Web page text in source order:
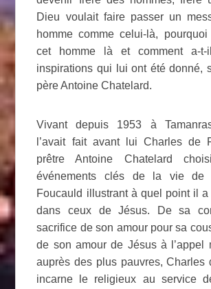
Dieu voulait faire passer un
homme comme celui-là,
cet homme là et comment a-
inspirations qui lui ont été donné,
père Antoine Chatelard.
Vivant depuis 1953 à
l’avait fait avant lui Charles de
prêtre Antoine Chatelard
événements clés de la vie de
Foucauld illustrant à quel point il
dans ceux de Jésus. De sa
sacrifice de son amour pour sa
de son amour de Jésus à l’appel
auprès des plus pauvres, Charles
incarne le religieux au service